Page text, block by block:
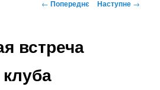
← Попереднє Наступне →
встреча